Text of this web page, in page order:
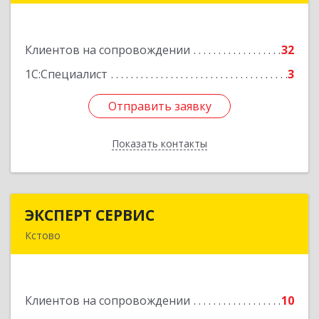
Клиентов на сопровождении
32
1С:Специалист
3
Отправить заявку
Показать контакты
Подробнее
Отправить заявку
Назад
ЭКСПЕРТ СЕРВИС
Кстово
Клиентов на сопровождении 10